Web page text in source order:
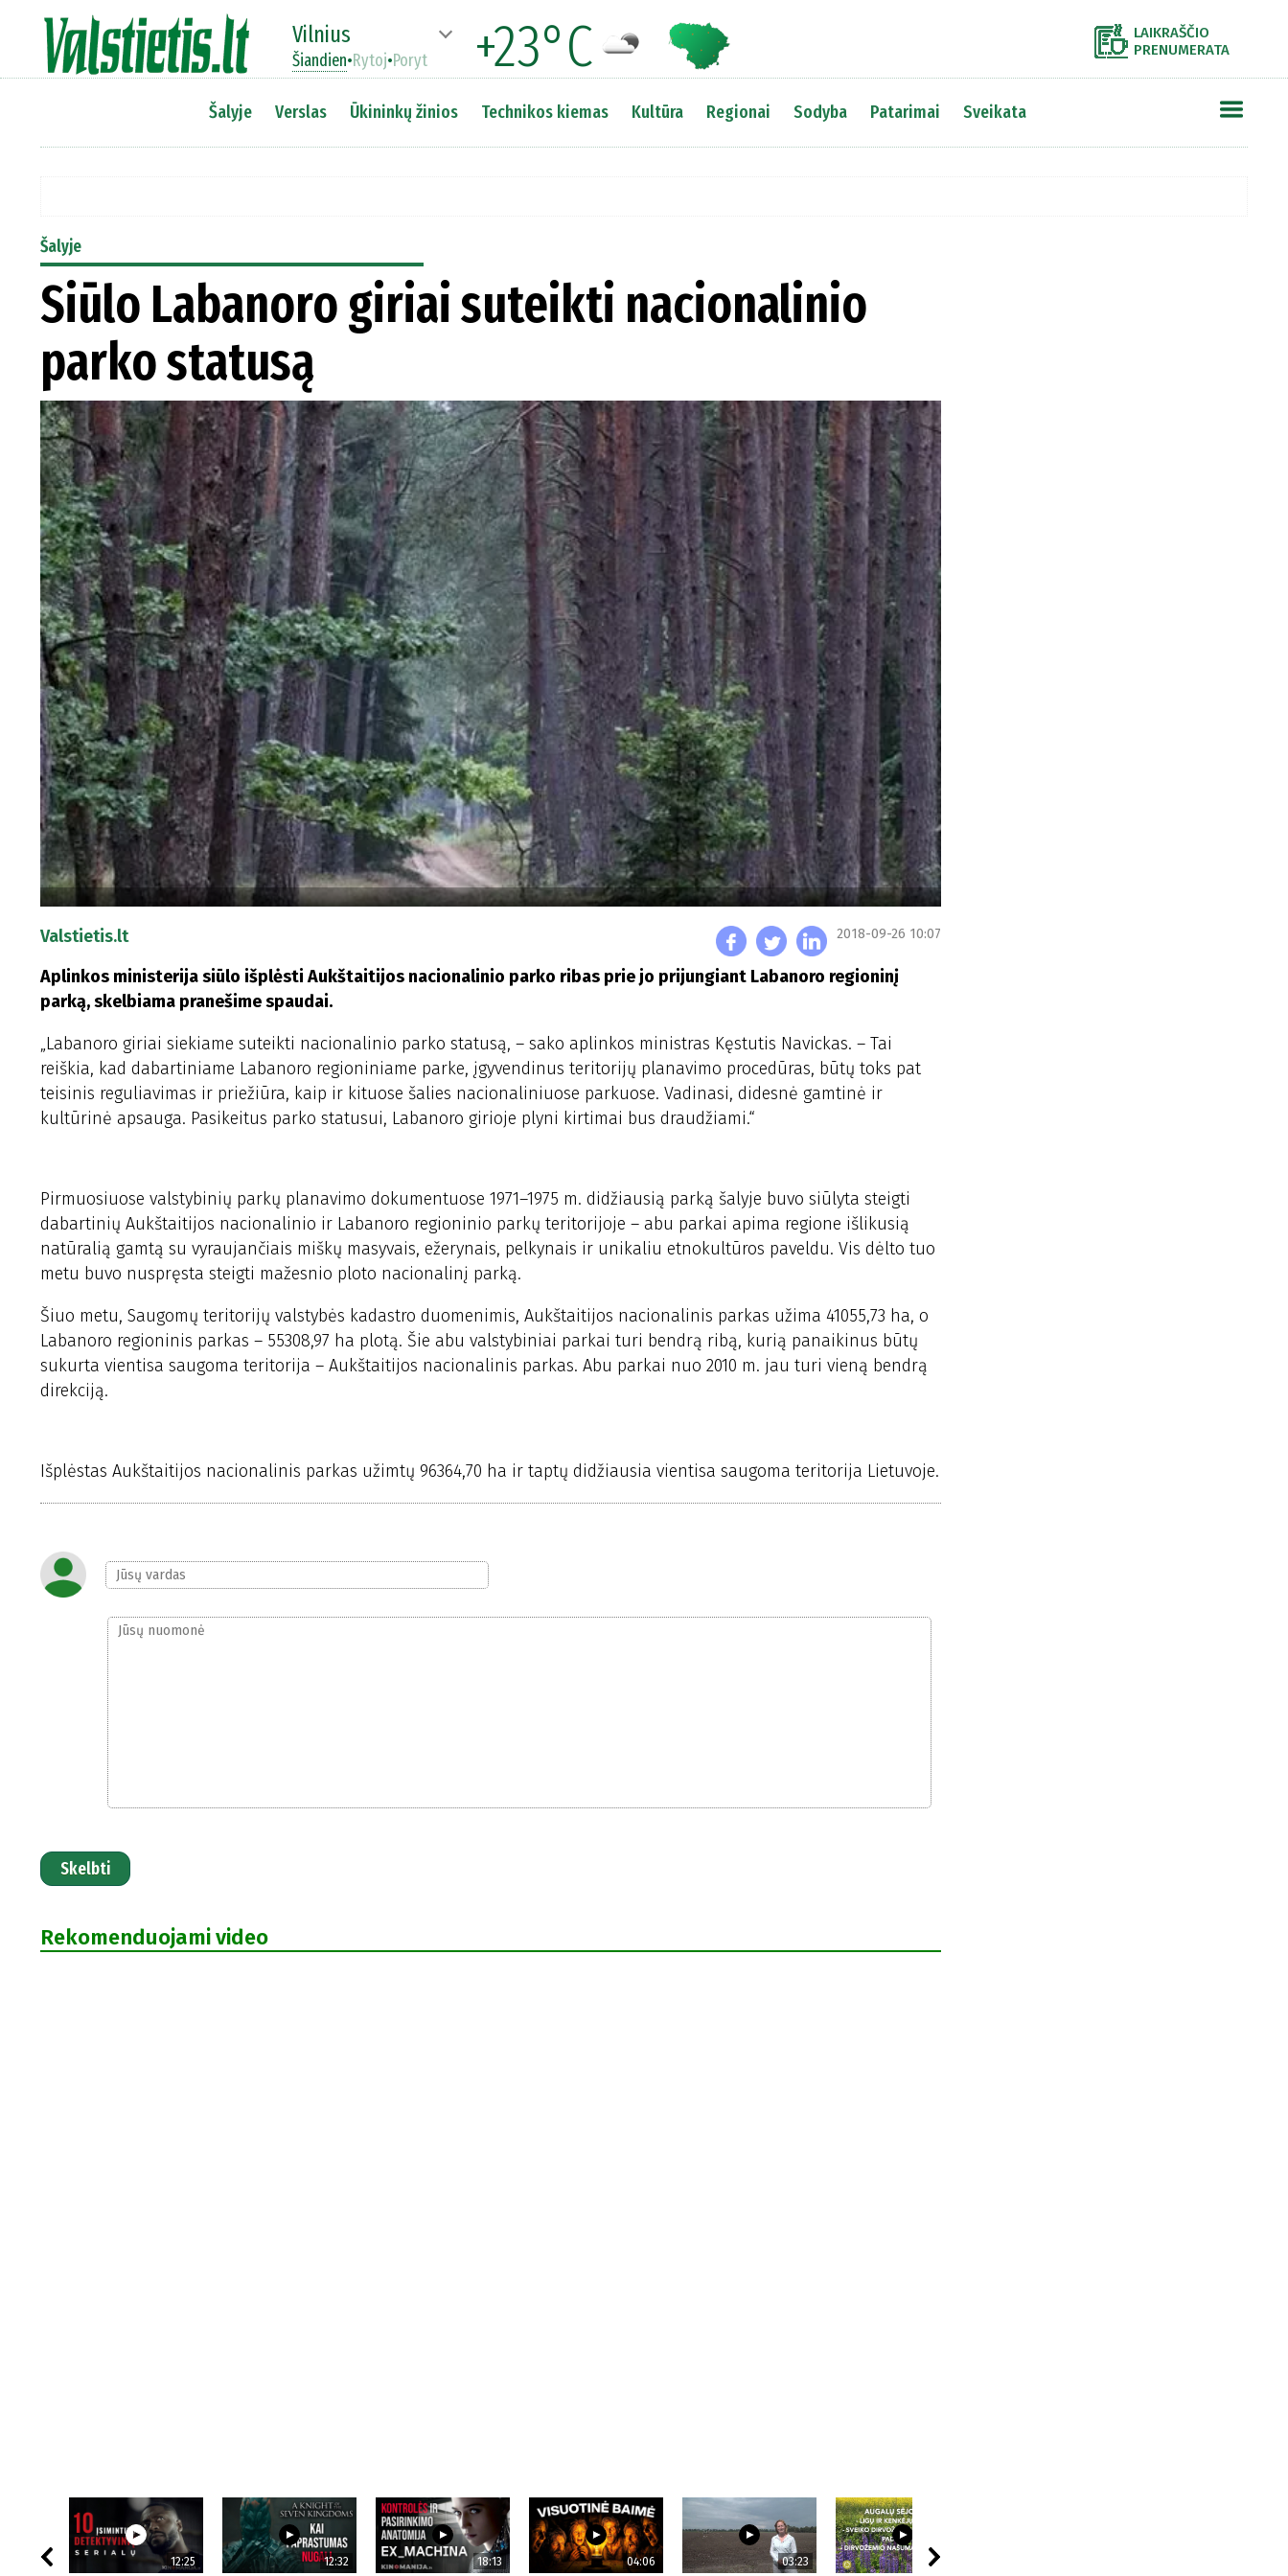
Vilnius +23°C
Šiandien•Rytoj•Poryt
LAIKRAŠČIO
PRENUMERATA
Šalyje Verslas Ūkininkų žinios Technikos kiemas Kultūra Regionai Sodyba Patarimai Sveikata
Šalyje
Siūlo Labanoro giriai suteikti nacionalinio
parko statusą
Valstietis.lt 2018-09-26 10:07
Aplinkos ministerija siūlo išplėsti Aukštaitijos nacionalinio parko ribas prie jo prijungiant Labanoro regioninį
parką, skelbiama pranešime spaudai.
„Labanoro giriai siekiame suteikti nacionalinio parko statusą, – sako aplinkos ministras Kęstutis Navickas. – Tai
reiškia, kad dabartiniame Labanoro regioniniame parke, įgyvendinus teritorijų planavimo procedūras, būtų toks pat
teisinis reguliavimas ir priežiūra, kaip ir kituose šalies nacionaliniuose parkuose. Vadinasi, didesnė gamtinė ir
kultūrinė apsauga. Pasikeitus parko statusui, Labanoro girioje plyni kirtimai bus draudžiami.“
Pirmuosiuose valstybinių parkų planavimo dokumentuose 1971–1975 m. didžiausią parką šalyje buvo siūlyta steigti
dabartinių Aukštaitijos nacionalinio ir Labanoro regioninio parkų teritorijoje – abu parkai apima regione išlikusią
natūralią gamtą su vyraujančiais miškų masyvais, ežerynais, pelkynais ir unikaliu etnokultūros paveldu. Vis dėlto tuo
metu buvo nuspręsta steigti mažesnio ploto nacionalinį parką.
Šiuo metu, Saugomų teritorijų valstybės kadastro duomenimis, Aukštaitijos nacionalinis parkas užima 41055,73 ha, o
Labanoro regioninis parkas – 55308,97 ha plotą. Šie abu valstybiniai parkai turi bendrą ribą, kurią panaikinus būtų
sukurta vientisa saugoma teritorija – Aukštaitijos nacionalinis parkas. Abu parkai nuo 2010 m. jau turi vieną bendrą
direkciją.
Išplėstas Aukštaitijos nacionalinis parkas užimtų 96364,70 ha ir taptų didžiausia vientisa saugoma teritorija Lietuvoje.
Skelbti
Rekomenduojami video
12:25 12:32 18:13 04:06 03:23 09:44